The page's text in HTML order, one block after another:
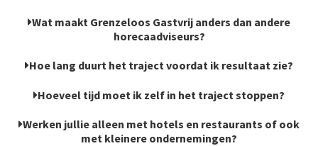
Wat maakt Grenzeloos Gastvrij anders dan andere
horecaadviseurs?
Hoe lang duurt het traject voordat ik resultaat zie?
Hoeveel tijd moet ik zelf in het traject stoppen?
Werken jullie alleen met hotels en restaurants of ook
met kleinere ondernemingen?